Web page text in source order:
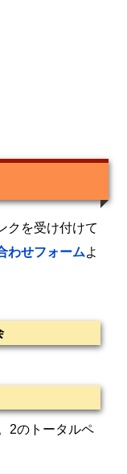
クを受け付けて
わせフォームよ
2のトータルペ